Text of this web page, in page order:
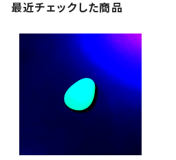
最近チェックした商品